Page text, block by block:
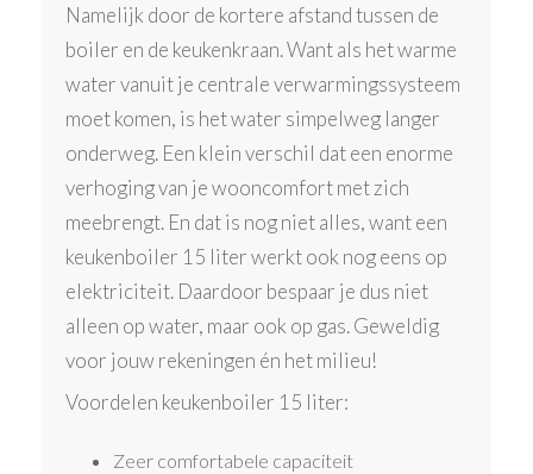
Namelijk door de kortere afstand tussen de
boiler en de keukenkraan. Want als het warme
water vanuit je centrale verwarmingssysteem
moet komen, is het water simpelweg langer
onderweg. Een klein verschil dat een enorme
verhoging van je wooncomfort met zich
meebrengt. En dat is nog niet alles, want een
keukenboiler 15 liter werkt ook nog eens op
elektriciteit. Daardoor bespaar je dus niet
alleen op water, maar ook op gas. Geweldig
voor jouw rekeningen én het milieu!
Voordelen keukenboiler 15 liter:
Zeer comfortabele capaciteit